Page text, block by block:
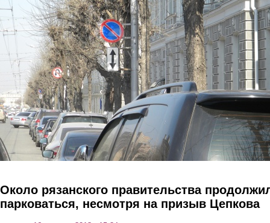
Перейти к основному содержанию
Около рязанского правительства
парковаться, несмотря на призыв Цепкова